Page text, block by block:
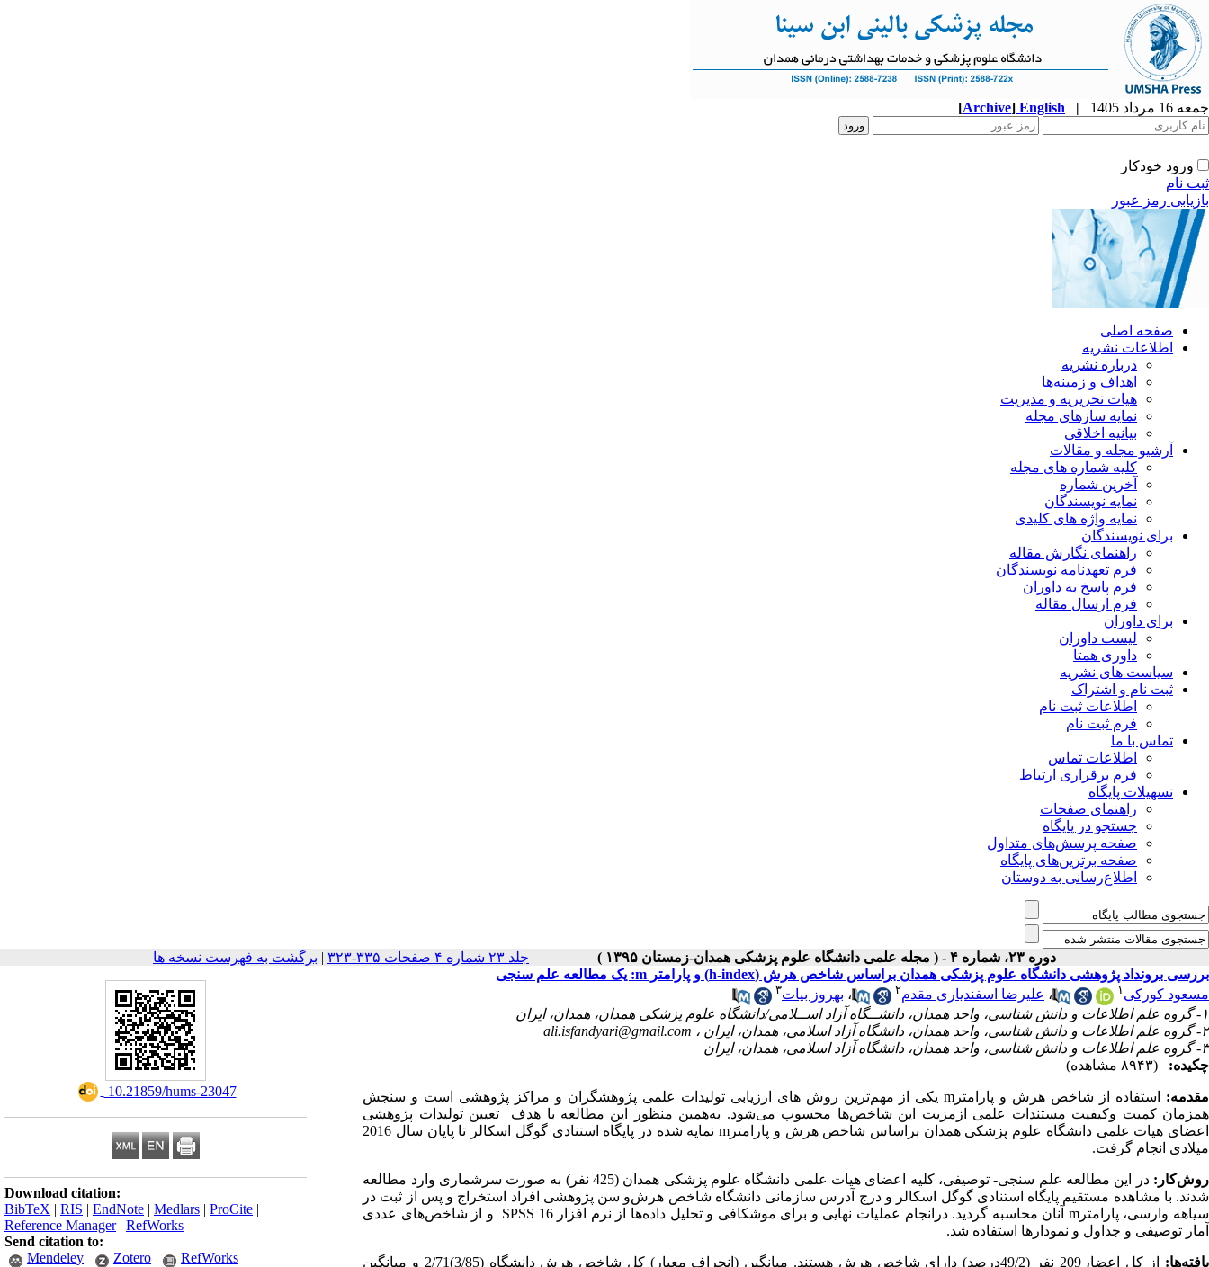
جمعه 16 مرداد 1405 |
English
[Archive]
ورود خودکار
ثبت نام
بازیابی رمز عبور
صفحه اصلی
اطلاعات نشریه
درباره نشریه
اهداف و زمینه‌ها
هیات تحریریه و مدیریت
نمایه سازهای مجله
بیانیه اخلاقی
آرشیو مجله و مقالات
کلیه شماره های مجله
آخرین شماره
نمایه نویسندگان
نمایه واژه های کلیدی
برای نویسندگان
راهنمای نگارش مقاله
فرم تعهدنامه نویسندگان
فرم پاسخ به داوران
فرم ارسال مقاله
برای داوران
لیست داوران
داوری همتا
سیاست های نشریه
ثبت نام و اشتراک
اطلاعات ثبت نام
فرم ثبت نام
تماس با ما
اطلاعات تماس
فرم برقراری ارتباط
تسهیلات پایگاه
راهنمای صفحات
جستجو در پایگاه
صفحه پرسش‌های متداول
صفحه برترین‌های پایگاه
اطلاع‌رسانی به دوستان
دوره ۲۳، شماره ۴ - ( مجله علمی دانشگاه علوم پزشکی همدان-زمستان ۱۳۹۵ ) جلد ۲۳ شماره ۴ صفحات ۳۳۵-۳۲۳ | برگشت به فهرست نسخه ها
‎ 10.21859/hums-23047
Download citation:
BibTeX | RIS | EndNote | Medlars | ProCite |
Reference Manager| RefWorks
Send citation to:
Mendeley
Zotero RefWorks
بررسی برونداد پژوهشی دانشگاه علوم پزشکی همدان براساس شاخص هرش (h-index) و پارامتر m: یک مطالعه علم سنجی
مسعود کورکی ۱ ، علیرضا اسفندیاری مقدم۲ ، بهروز بیات۳
۱- گروه علم اطلاعات و دانش شناسی، واحد همدان، دانشــگاه آزاد اســلامی/دانشگاه علوم پزشکی همدان، همدان، ایران
۲- گروه علم اطلاعات و دانش شناسی، واحد همدان، دانشگاه آزاد اسلامی، همدان، ایران ،
ali.isfandyari@gmail.com
۳- گروه علم اطلاعات و دانش شناسی، واحد همدان، دانشگاه آزاد اسلامی، همدان، ایران
چکیده:
(۸۹۴۳ مشاهده)
مقدمه: استفاده از شاخص هرش و پارامتر mیکی از مهمترین روش های ارزیابی تولیدات علمی پژوهشگران و مراکز پژوهشی است و سنجش
همزمان کمیت وکیفیت مستندات علمی ازمزیت این شاخصها محسوب میشود. بههمین منظور این مطالعه با هدف تعیین تولیدات پژوهشی
اعضای هیات علمی دانشگاه علوم پزشکی همدان براساس شاخص هرش و پارامتر m
نمایه شده در پایگاه استنادی گوگل اسکالر تا پایان سال 2016
میلادی انجام گرفت.
روشکار:در این مطالعه علم سنجی-
توصیفی، کلیه اعضای هیات علمی دانشگاه علوم پزشکی همدان (425 نفر) به صورت سرشماری وارد مطالعه
شدند. با مشاهده مستقیم پایگاه استنادی گوگل اسکالر و درج آدرس سازمانی دانشگاه شاخص هرشو سن پژوهشی افراد استخراج و پس از ثبت در
سیاهه وارسی، پارامترm آنان محاسبه گردید. درانجام عملیات نهایی و برای موشکافی و تحلیل دادهها از نرم افزار16
SPSS و از شاخصهای عددی
آمار توصیفی و جداول و نمودارها استفاده شد.
یافتهها:
از کل اعضا، 209 نفر (49/2درصد) دارای شاخص هرش هستند. میانگین (انحراف معیار) کل شاخص هرش دانشگاه (3/85)2/71 و میانگین